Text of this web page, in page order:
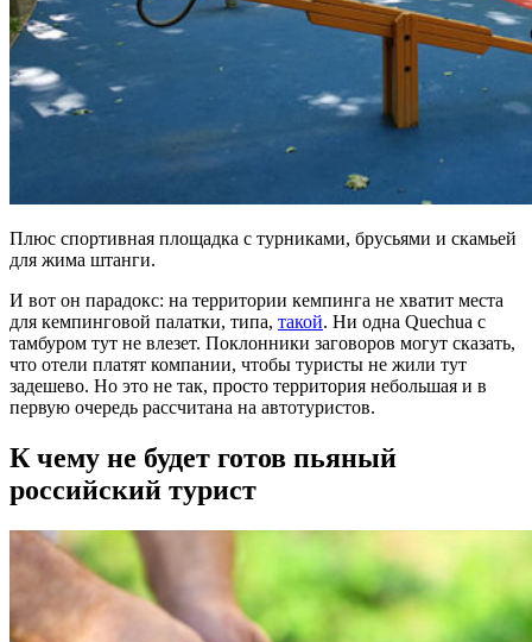
Плюс спортивная площадка с турниками, брусьями и скамьей
для жима штанги.
И вот он парадокс: на территории кемпинга не хватит места
для кемпинговой палатки, типа, такой. Ни одна Quechua с
тамбуром тут не влезет. Поклонники заговоров могут сказать,
что отели платят компании, чтобы туристы не жили тут
задешево. Но это не так, просто территория небольшая и в
первую очередь рассчитана на автотуристов.
К чему не будет готов пьяный
российский турист